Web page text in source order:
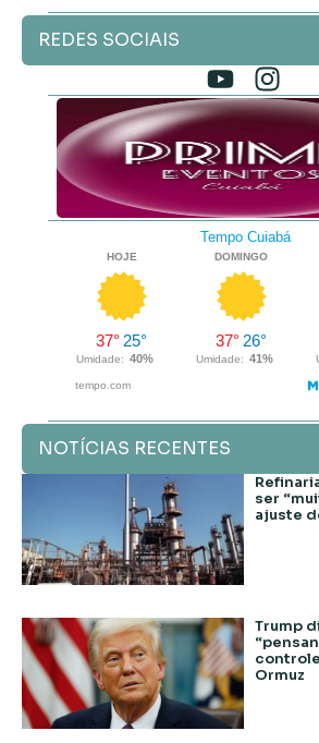
REDES SOCIAIS
NOTÍCIAS RECENTES
ser
ajuste
Trump
Ormuz